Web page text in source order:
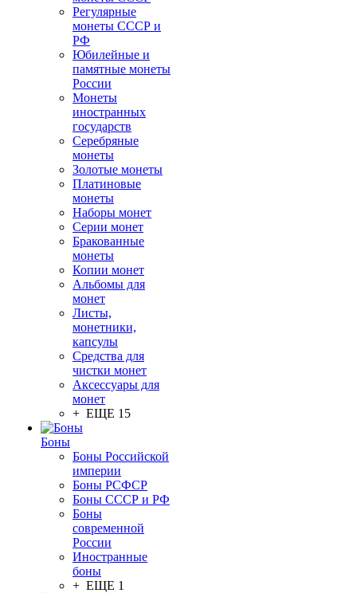
Регулярные
монеты СССР и
РФ
Юбилейные и
памятные монеты
России
Монеты
иностранных
государств
Серебряные
монеты
Золотые монеты
Платиновые
монеты
Наборы монет
Серии монет
Бракованные
монеты
Копии монет
Альбомы для
монет
Листы,
монетники,
капсулы
Средства для
чистки монет
Аксессуары для
монет
+ ЕЩЕ 15
Боны
Боны Российской
империи
Боны РСФСР
Боны СССР и РФ
Боны
современной
России
Иностранные
боны
+ ЕЩЕ 1